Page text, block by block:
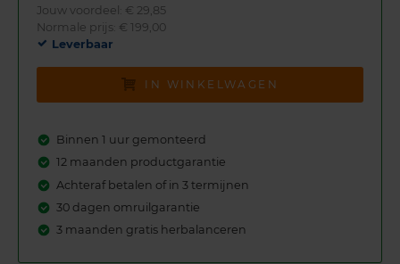
Jouw voordeel: € 29,85
Normale prijs: € 199,00
Leverbaar
IN WINKELWAGEN
Binnen 1 uur gemonteerd
12 maanden productgarantie
Achteraf betalen of in 3 termijnen
30 dagen omruilgarantie
3 maanden gratis herbalanceren